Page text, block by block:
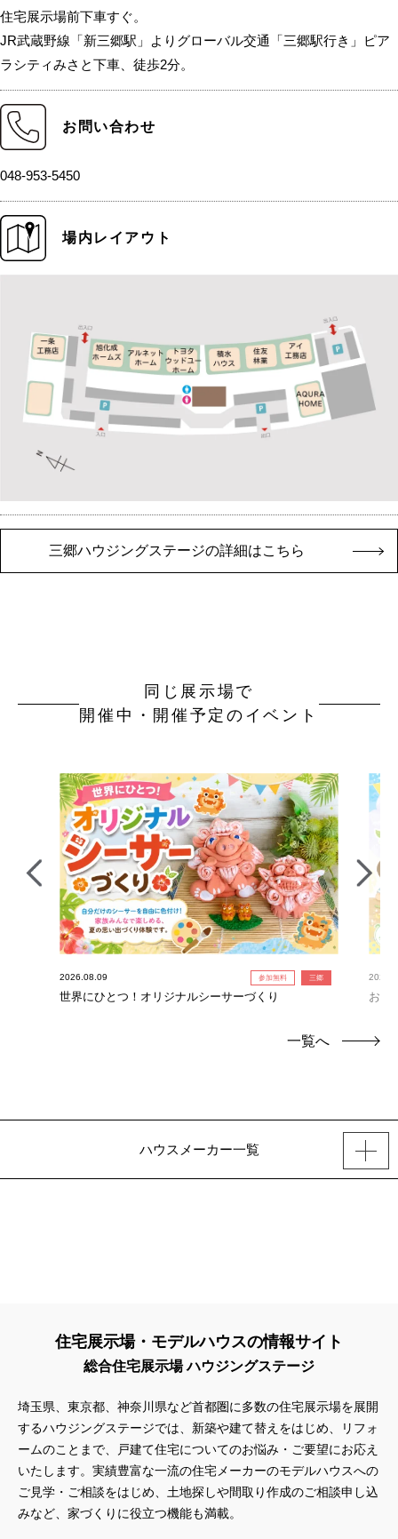
住宅展示場前下車すぐ。
JR武蔵野線「新三郷駅」よりグローバル交通「三郷駅行き」ピア
ラシティみさと下車、徒歩2分。
お問い合わせ
048-953-5450
場内レイアウト
三郷ハウジングステージの詳細はこちら
同じ展示場で
開催中・開催予定のイベント
2026.08.09 参加無料 三郷
世界にひとつ！オリジナルシーサーづくり お絵
一覧へ
ハウスメーカー一覧
住宅展示場・モデルハウスの情報サイト
総合住宅展示場 ハウジングステージ
埼玉県、東京都、神奈川県など首都圏に多数の住宅展示場を展開
するハウジングステージでは、新築や建て替えをはじめ、リフォ
ームのことまで、戸建て住宅についてのお悩み・ご要望にお応え
いたします。実績豊富な一流の住宅メーカーのモデルハウスへの
ご見学・ご相談をはじめ、土地探しや間取り作成のご相談申し込
みなど、家づくりに役立つ機能も満載。